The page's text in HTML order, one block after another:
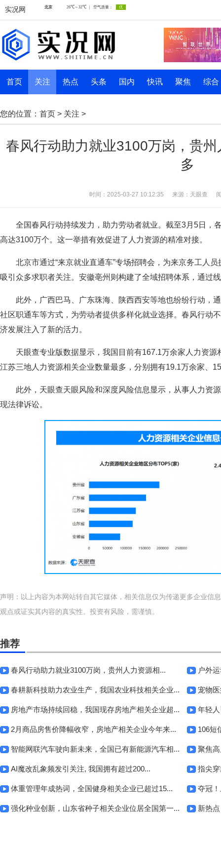
实况网
首页 关注 热点 头条 国内 快讯 聚焦 综合
您的位置： 首页 > 关注 >
春风行动助力就业3100万岗，贵
多
时间：2025-03-27 10:12:35 来源：天眼查
全国春风行动持续发力，助力劳动者就业。截至3月5日，
高达3100万个。这一举措有效促进了人力资源的精准对接。
北京市通过“来京就业直通车”专场招聘会，为来京务工人
吸引众多求职者关注。安徽亳州则构建了全域招聘体系，通过
此外，广西巴马、广东珠海、陕西西安等地也纷纷行动，
社区职通车等方式，为劳动者提供多样化就业选择。春风行动
济发展注入了新的活力。
天眼查专业版数据显示，我国目前有167.1万余家人力资
江苏三地人力资源相关企业数量最多，分别拥有19.1万余家、
此外，天眼查天眼风险和深度风险信息显示，从事人力资
现法律诉讼。
声明：以上内容为本网站转自其它媒体，相关信息仅为传递更多企业信
观点或证实其内容的真实性。投资有风险，需谨慎。
推荐
春风行动助力就业3100万岗，贵州人力资源相... 户外
春耕新科技助力农业生产，我国农业科技相关企业... 宠物
房地产市场持续回稳，我国现存房地产相关企业超... 年轻
2月商品房售价降幅收窄，房地产相关企业今年来... 106短
智能网联汽车驶向新未来，全国已有新能源汽车相... 聚焦
AI魔改乱象频发引关注, 我国拥有超过200... 指尖
体重管理年成热词，全国健身相关企业已超过15... 夺冠
强化种业创新，山东省种子相关企业位居全国第一... 新热